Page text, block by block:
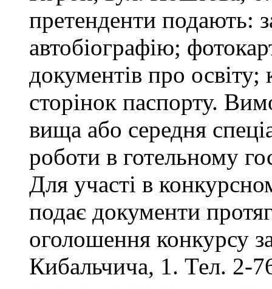
претенденти подають:
автобіографію;
документів про
сторінок паспорту.
вища або середня
роботи в готельному
Для участі в
подає документи
оголошення конкурсу
Кибальчича, 1. Тел. 2-